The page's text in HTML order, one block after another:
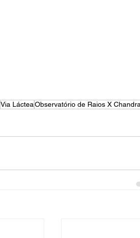
Via LácteaObservatório de Raios X